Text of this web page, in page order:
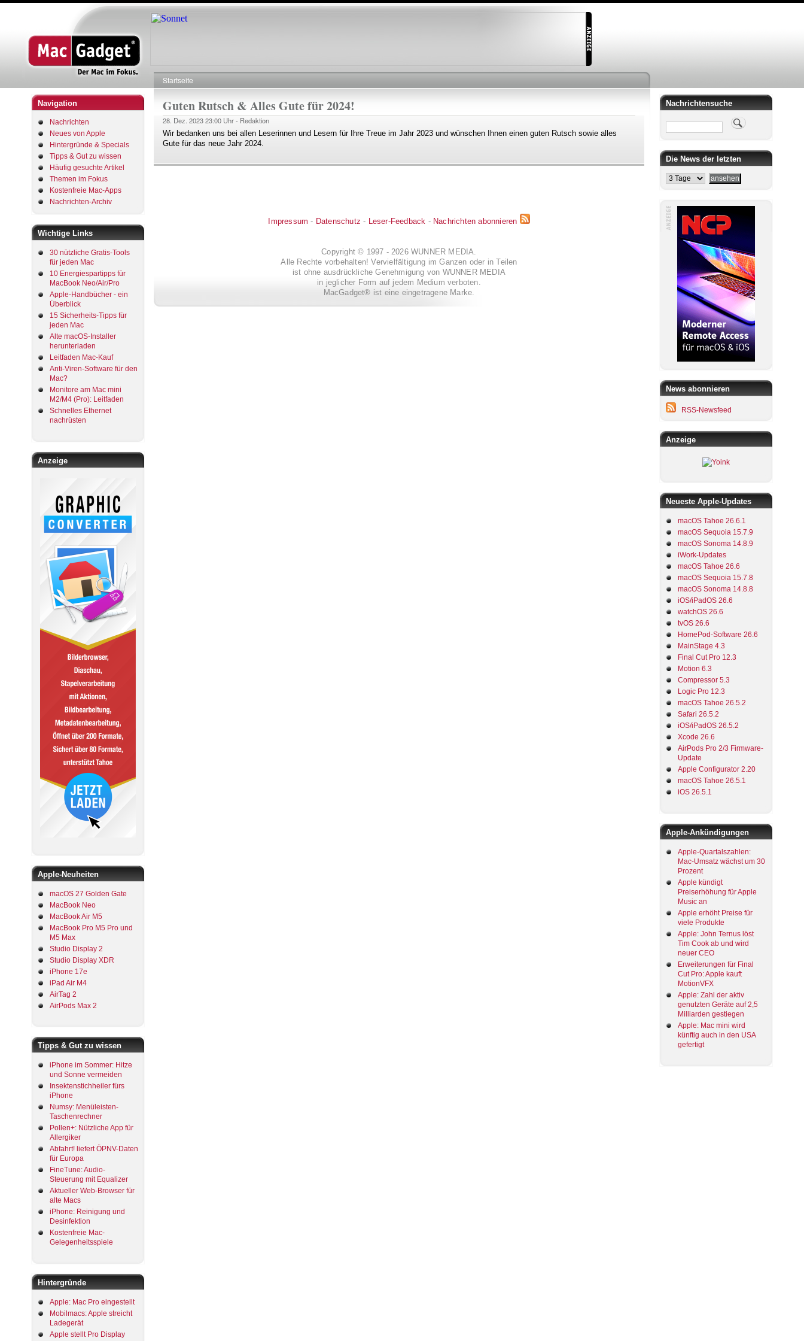
Direkt
Navigation
Nachrichten
Neues von Apple
Hintergründe & Specials
Tipps & Gut zu wissen
Häufig gesuchte Artikel
Themen im Fokus
Kostenfreie Mac-Apps
Nachrichten-Archiv
Wichtige Links
30 nützliche Gratis-Tools
für jeden Mac
10 Energiespartipps für
MacBook Neo/Air/Pro
Apple-Handbücher - ein
Überblick
15 Sicherheits-Tipps für
jeden Mac
Alte macOS-Installer
herunterladen
Leitfaden Mac-Kauf
Anti-Viren-Software für den
Mac?
Monitore am Mac mini
M2/M4 (Pro): Leitfaden
Schnelles Ethernet
nachrüsten
Anzeige
Apple-Neuheiten
macOS 27 Golden Gate
MacBook Neo
MacBook Air M5
MacBook Pro M5 Pro und
M5 Max
Studio Display 2
Studio Display XDR
iPhone 17e
iPad Air M4
AirTag 2
AirPods Max 2
Tipps & Gut zu wissen
iPhone im Sommer: Hitze
und Sonne vermeiden
Insektenstichheiler fürs
iPhone
Numsy: Menüleisten-
Taschenrechner
Pollen+: Nützliche App für
Allergiker
Abfahrt! liefert ÖPNV-Daten
für Europa
FineTune: Audio-
Steuerung mit Equalizer
Aktueller Web-Browser für
alte Macs
iPhone: Reinigung und
Desinfektion
Kostenfreie Mac-
Gelegenheitsspiele
Hintergründe
Apple: Mac Pro eingestellt
Mobilmacs: Apple streicht
Ladegerät
Apple stellt Pro Display
Pfadnavigation
Startseite
Guten Rutsch & Alles Gute für 2024!
28. Dez. 202323:00 Uhr - Redaktion
Wir bedanken uns bei allen Leserinnen und Lesern für Ihre Treue im Jahr 2023 und wünschen Ihnen einen guten Rutsch sowie alles
Gute für das neue Jahr 2024.
Impressum - Datenschutz - Leser-Feedback - Nachrichten abonnieren
Copyright © 1997 - 2026 WUNNER MEDIA.
Alle Rechte vorbehalten! Vervielfältigung im Ganzen oder in Teilen
ist ohne ausdrückliche Genehmigung von WUNNER MEDIA
in jeglicher Form auf jedem Medium verboten.
MacGadget® ist eine eingetragene Marke.
Nachrichtensuche
Suche
Die News der letzten
News abonnieren
RSS-Newsfeed
Anzeige
Neueste Apple-Updates
macOS Tahoe 26.6.1
macOS Sequoia 15.7.9
macOS Sonoma 14.8.9
iWork-Updates
macOS Tahoe 26.6
macOS Sequoia 15.7.8
macOS Sonoma 14.8.8
iOS/iPadOS 26.6
watchOS 26.6
tvOS 26.6
HomePod-Software 26.6
MainStage 4.3
Final Cut Pro 12.3
Motion 6.3
Compressor 5.3
Logic Pro 12.3
macOS Tahoe 26.5.2
Safari 26.5.2
iOS/iPadOS 26.5.2
Xcode 26.6
AirPods Pro 2/3 Firmware-
Update
Apple Configurator 2.20
macOS Tahoe 26.5.1
iOS 26.5.1
Apple-Ankündigungen
Apple-Quartalszahlen:
Mac-Umsatz wächst um 30
Prozent
Apple kündigt
Preiserhöhung für Apple
Music an
Apple erhöht Preise für
viele Produkte
Apple: John Ternus löst
Tim Cook ab und wird
neuer CEO
Erweiterungen für Final
Cut Pro: Apple kauft
MotionVFX
Apple: Zahl der aktiv
genutzten Geräte auf 2,5
Milliarden gestiegen
Apple: Mac mini wird
künftig auch in den USA
gefertigt